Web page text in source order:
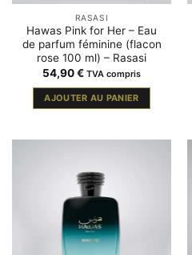
RASASI
Hawas Pink for Her – Eau
de parfum féminine (flacon
rose 100 ml) – Rasasi
54,90€ TVA compris
AJOUTER AU PANIER